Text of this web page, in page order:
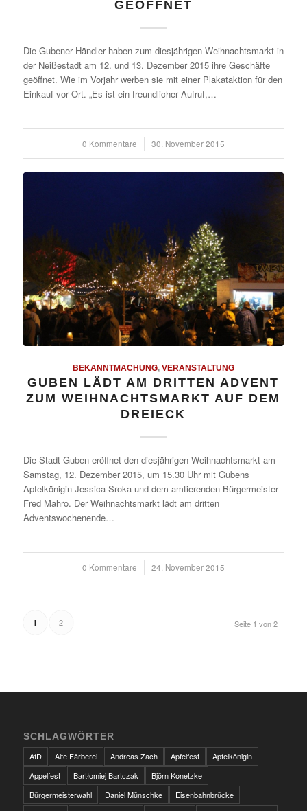
GEÖFFNET
Die Gubener Händler haben zum diesjährigen Weihnachtsmarkt in
der Neißestadt am 12. und 13. Dezember 2015 ihre Geschäfte
geöffnet. Wie im Vorjahr werben sie mit einer Plakataktion für den
Einkauf vor Ort. „Es ist ein freundlicher Aufruf,…
0 Kommentare
/ 30. November 2015
BEKANNTMACHUNG, VERANSTALTUNG
GUBEN LÄDT AM DRITTEN ADVENT
ZUM WEIHNACHTSMARKT AUF DEM
DREIECK
Die Stadt Guben eröffnet den diesjährigen Weihnachtsmarkt am
Samstag, 12. Dezember 2015, um 15.30 Uhr mit Gubens
Apfelkönigin Jessica Sroka und dem amtierenden Bürgermeister
Fred Mahro. Der Weihnachtsmarkt lädt am dritten
Adventswochenende…
0 Kommentare
/ 24. November 2015
Seite 1 von 2
1 2
SCHLAGWÖRTER
AfD
Alte Färberei Andreas Zach Apfelfest
Apfelkönigin
Appelfest
Bartłomiej Bartczak
Björn Konetzke
Bürgermeisterwahl
Daniel Münschke
Eisenbahnbrücke